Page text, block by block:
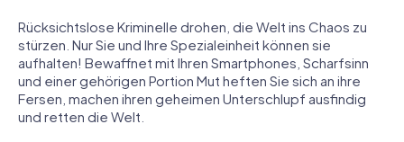
Rücksichtslose Kriminelle drohen, die Welt ins Chaos zu
stürzen. Nur Sie und Ihre Spezialeinheit können sie
aufhalten! Bewaffnet mit Ihren Smartphones, Scharfsinn
und einer gehörigen Portion Mut heften Sie sich an ihre
Fersen, machen ihren geheimen Unterschlupf ausfindig
und retten die Welt.